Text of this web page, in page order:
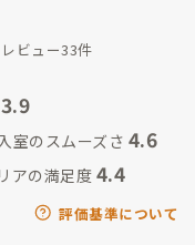
レビュー33件
3.9
室のスムーズさ 4.6
アの満足度 4.4
評価基準について